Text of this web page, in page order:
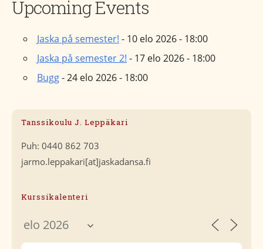
Upcoming Events
Jaska på semester! - 10 elo 2026 - 18:00
Jaska på semester 2! - 17 elo 2026 - 18:00
Bugg- 24 elo 2026 - 18:00
Tanssikoulu J. Leppäkari
Puh: 0440 862 703
jarmo.leppakari[at]jaskadansa.fi
Kurssikalenteri